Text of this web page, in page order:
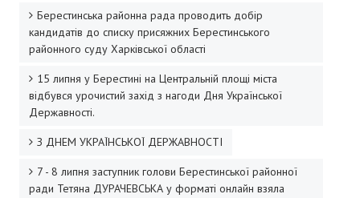
Берестинська районна рада проводить добір
кандидатів до списку присяжних Берестинського
районного суду Харківської області
15 липня у Берестині на Центральній площі міста
відбувся урочистий захід з нагоди Дня Української
Державності.
З ДНЕМ УКРАЇНСЬКОЇ ДЕРЖАВНОСТІ
7 - 8 липня заступник голови Берестинської районної
ради Тетяна ДУРАЧЕВСЬКА у форматі онлайн взяла